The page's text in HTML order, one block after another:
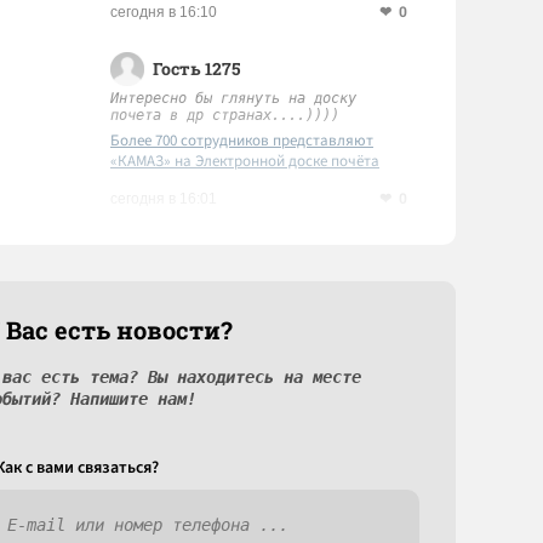
сегодня в 16:10 0
Гость 1275
Интересно бы глянуть на доску
почета в др странах....))))
Более 700 сотрудников представляют
«КАМАЗ» на Электронной доске почёта
есть новости?
есть тема? Вы находитесь на месте
Напишите нам!
c вами связаться?